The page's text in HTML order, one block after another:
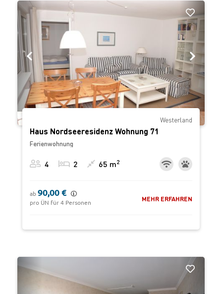
‹ ›
Westerland
Haus Nordseeresidenz Wohnung 71
Ferienwohnung
4 2 65 m2
ab 90,00 €
pro ÜN für 4 Personen MEHR ERFAHREN